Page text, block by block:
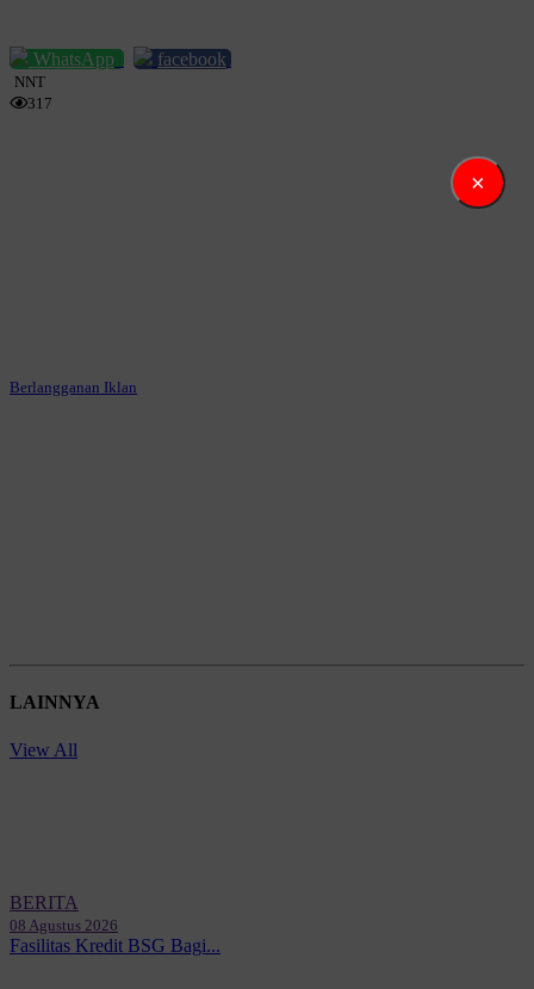
×
WhatsApp facebook
NNT
317
Berlangganan Iklan
LAINNYA
View All
BERITA
08 Agustus 2026
Fasilitas Kredit BSG Bagi...